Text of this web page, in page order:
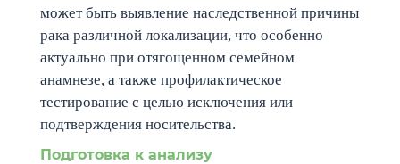
может быть выявление наследственной причины
рака различной локализации, что особенно
актуально при отягощенном семейном
анамнезе, а также профилактическое
тестирование с целью исключения или
подтверждения носительства.
Подготовка к анализу